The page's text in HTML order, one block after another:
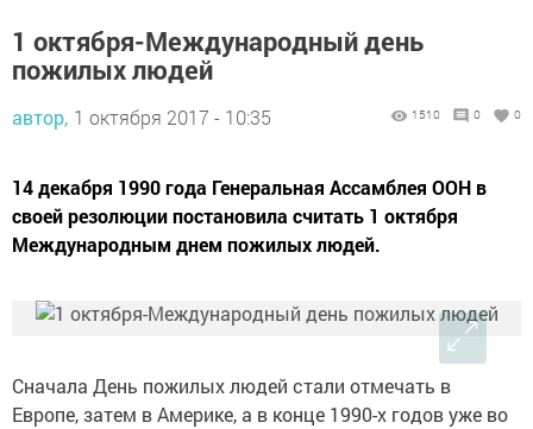
1 октября-Международный день
пожилых людей
автор, 1 октября 2017 - 10:35 1510 0 0
14 декабря 1990 года Генеральная Ассамблея ООН в
своей резолюции постановила считать 1 октября
Международным днем пожилых людей.
Сначала День пожилых людей стали отмечать в
Европе, затем в Америке, а в конце 1990-х годов уже во